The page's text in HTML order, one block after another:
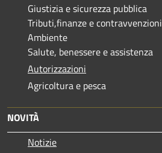
Giustizia e sicurezza pubblica
Tributi,finanze e contravvenzioni
Ambiente
Salute, benessere e assistenza
Autorizzazioni
Agricoltura e pesca
NOVITÀ
Notizie